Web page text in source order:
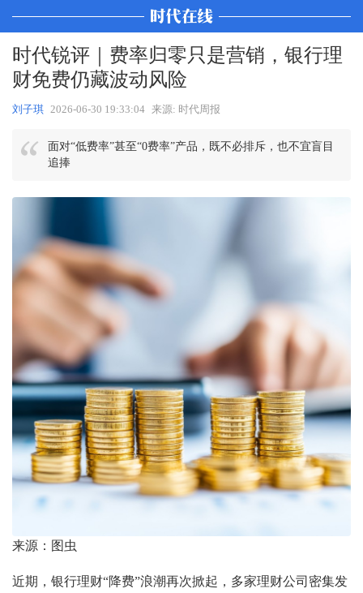
时代锐评｜费率归零只是营销，银行理
财免费仍藏波动风险
刘子琪 2026-06-30 19:33:04 来源: 时代周报
面对“低费率”甚至“0费率”产品，既不必排斥，也不宜盲目
追捧
来源：图虫
近期，银行理财“降费”浪潮再次掀起，多家理财公司密集发